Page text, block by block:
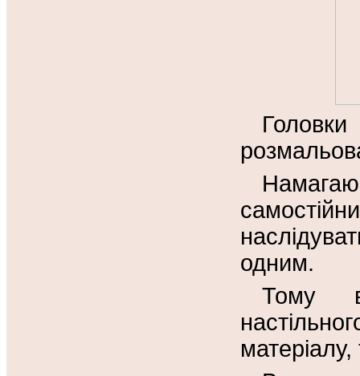
одним.
Тому